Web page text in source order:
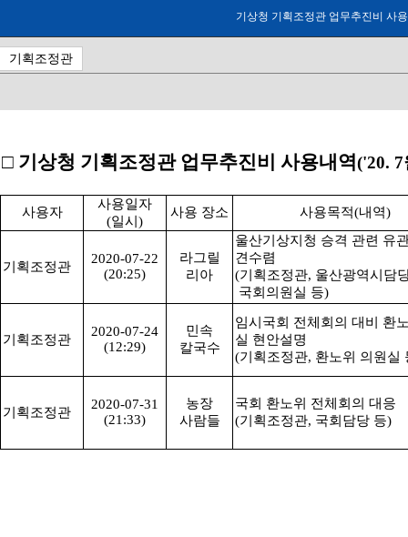
기상청 기획조정관 업무추진비 사
기획조정관